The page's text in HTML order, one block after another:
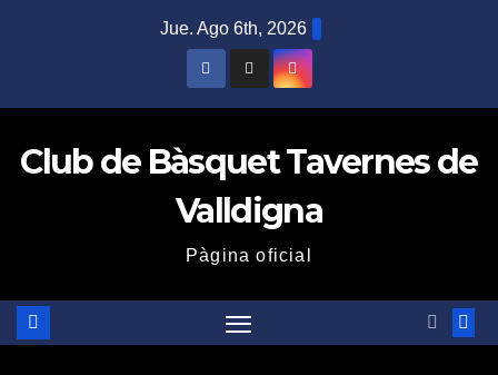
Jue. Ago 6th, 2026
Club de Bàsquet Tavernes de
Valldigna
Pàgina oficial